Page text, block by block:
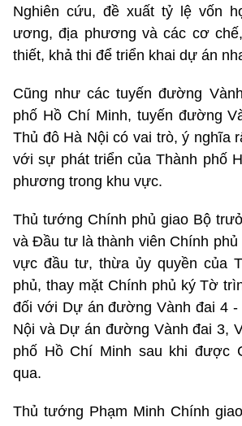
Nghiên cứu, đề xuất tỷ lệ vốn
ương, địa phương và các cơ
thiết, khả thi để triển khai dự án
Cũng như các tuyến đường
phố Hồ Chí Minh, tuyến đường
Thủ đô Hà Nội có vai trò, ý nghĩa
với sự phát triển của Thành phố
phương trong khu vực.
Thủ tướng Chính phủ giao Bộ
và Đầu tư là thành viên Chính phủ
vực đầu tư, thừa ủy quyền của
phủ, thay mặt Chính phủ ký Tờ
đối với Dự án đường Vành đai 4 -
Nội và Dự án đường Vành đai 3,
phố Hồ Chí Minh sau khi được
qua.
Thủ tướng Phạm Minh Chính